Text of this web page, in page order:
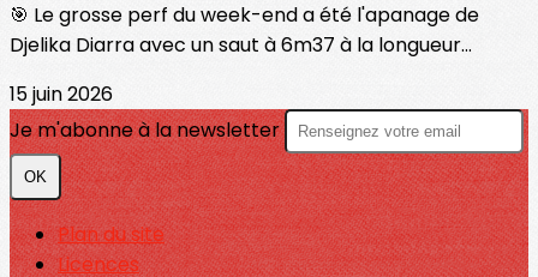
🎯 Le grosse perf du week-end a été l'apanage de
Djelika Diarra avec un saut à 6m37 à la longueur...
15 juin 2026
Je m'abonne à la newsletter
OK
Plan du site
Licences